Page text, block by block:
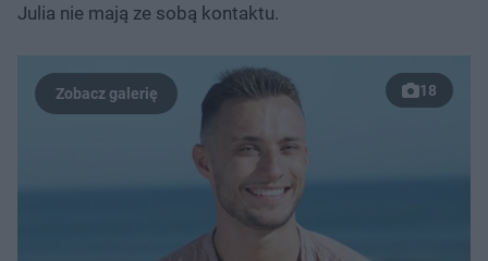
Julia nie mają ze sobą kontaktu.
18